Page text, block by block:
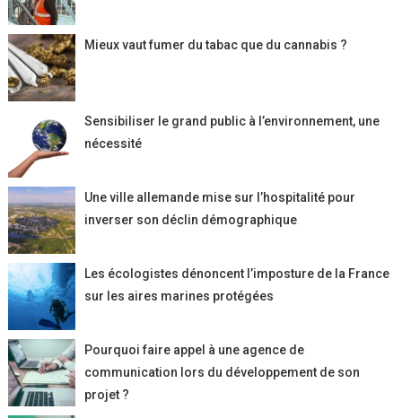
Mieux vaut fumer du tabac que du cannabis ?
Sensibiliser le grand public à l’environnement, une
nécessité
Une ville allemande mise sur l’hospitalité pour
inverser son déclin démographique
Les écologistes dénoncent l’imposture de la France
sur les aires marines protégées
Pourquoi faire appel à une agence de
communication lors du développement de son
projet ?